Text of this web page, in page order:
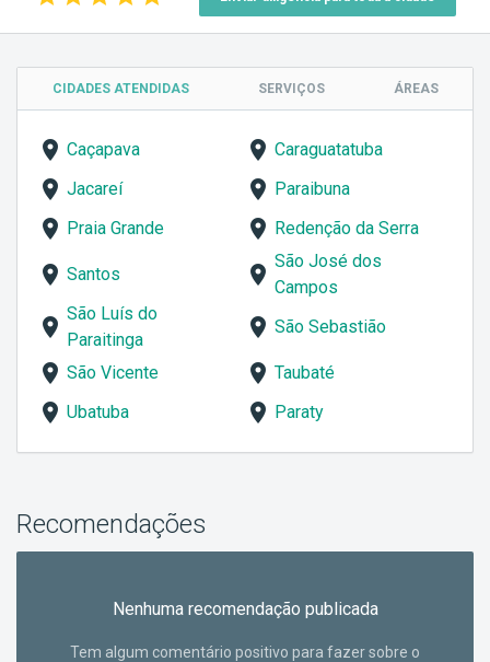
CIDADES ATENDIDAS SERVIÇOS ÁREAS
Caçapava
Caraguatatuba
Jacareí
Paraibuna
Praia Grande
Redenção da Serra
Santos
São José dos
Campos
São Luís do
Paraitinga
São Sebastião
São Vicente
Taubaté
Ubatuba
Paraty
Recomendações
Nenhuma recomendação publicada
Tem algum comentário positivo para fazer sobre o